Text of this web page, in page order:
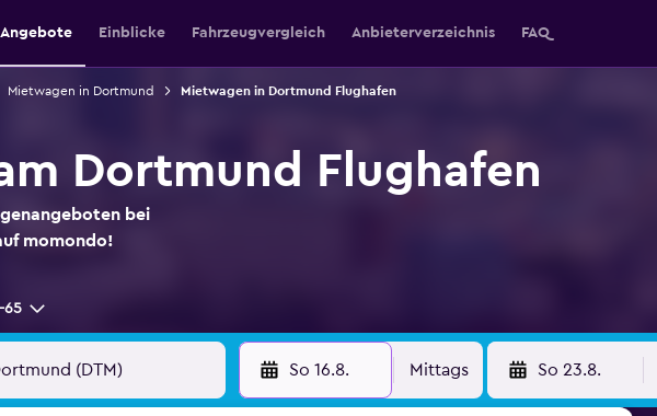
Einblicke Fahrzeugvergleich Anbieterverzeichnis FAQ
Mietwagen in Dortmund Mietwagen in Dortmund Flughafen
Dortmund Flughafen
bei
momondo!
65
So 16.8. Mittags So 23.8.